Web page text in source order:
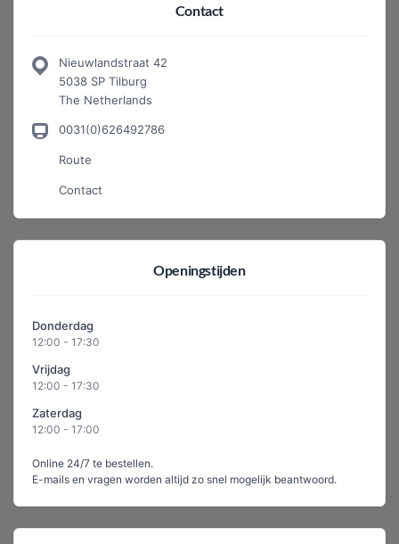
Contact
Nieuwlandstraat 42
5038 SP Tilburg
The Netherlands
0031(0)626492786
Route
Contact
Openingstijden
Donderdag
12:00 - 17:30
Vrijdag
12:00 - 17:30
Zaterdag
12:00 - 17:00
Online 24/7 te bestellen.
E-mails en vragen worden altijd zo snel mogelijk beantwoord.